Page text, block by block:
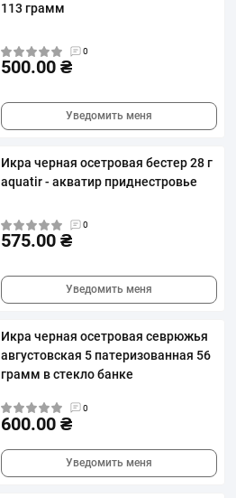
113 грамм
0
500.00 ₴
Уведомить меня
Икра черная осетровая бестер 28 г
aquatir - акватир приднестровье
0
575.00 ₴
Уведомить меня
Икра черная осетровая севрюжья
августовская 5 патеризованная 56
грамм в стекло банке
0
600.00 ₴
Уведомить меня